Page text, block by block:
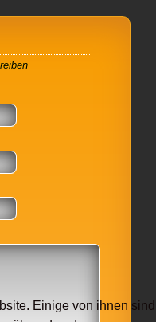
Einige von ihnen sind